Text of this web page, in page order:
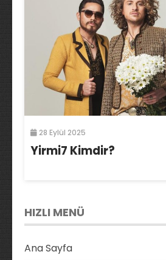
28 Eylül 2025
Yirmi7 Kimdir?
HIZLI MENÜ
Ana Sayfa